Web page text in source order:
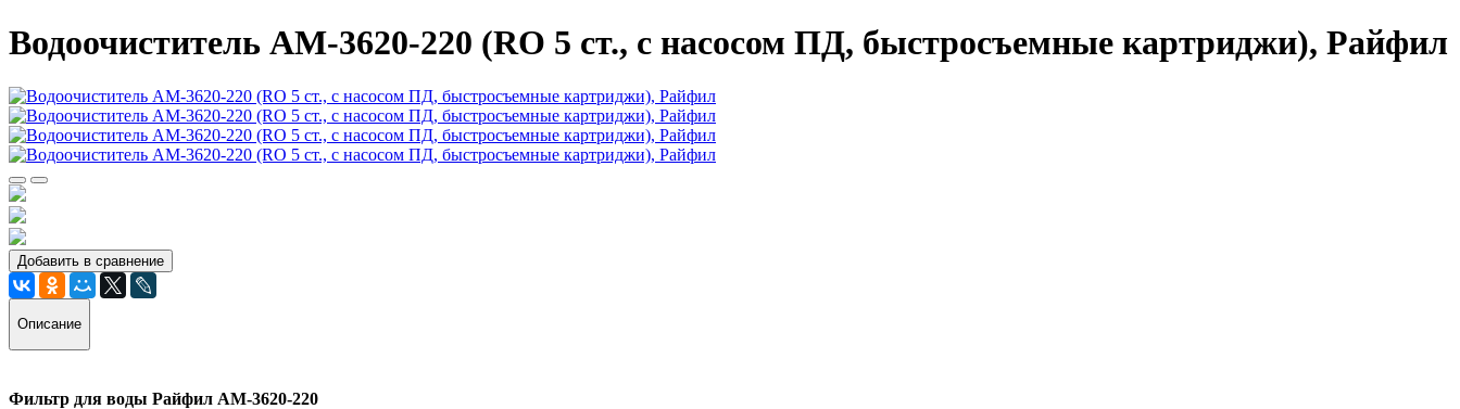
Водоочиститель AM-3620-220 (RO 5 ст., с насосом ПД, быстросъемные картриджи), Райфил
Добавить в сравнение
Описание
Фильтр для воды Райфил АМ-3620-220